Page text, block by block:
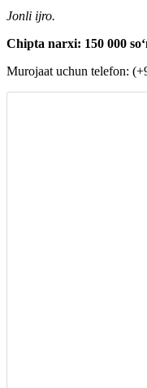
Jonli ijro.
Chipta narxi: 150 000
Murojaat uchun telefon: